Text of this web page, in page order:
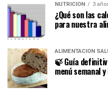
NUTRICIÓN 3
¿Qué son las
para nuestra
ALIMENTACIÓN
🍃 Guía
menú semanal